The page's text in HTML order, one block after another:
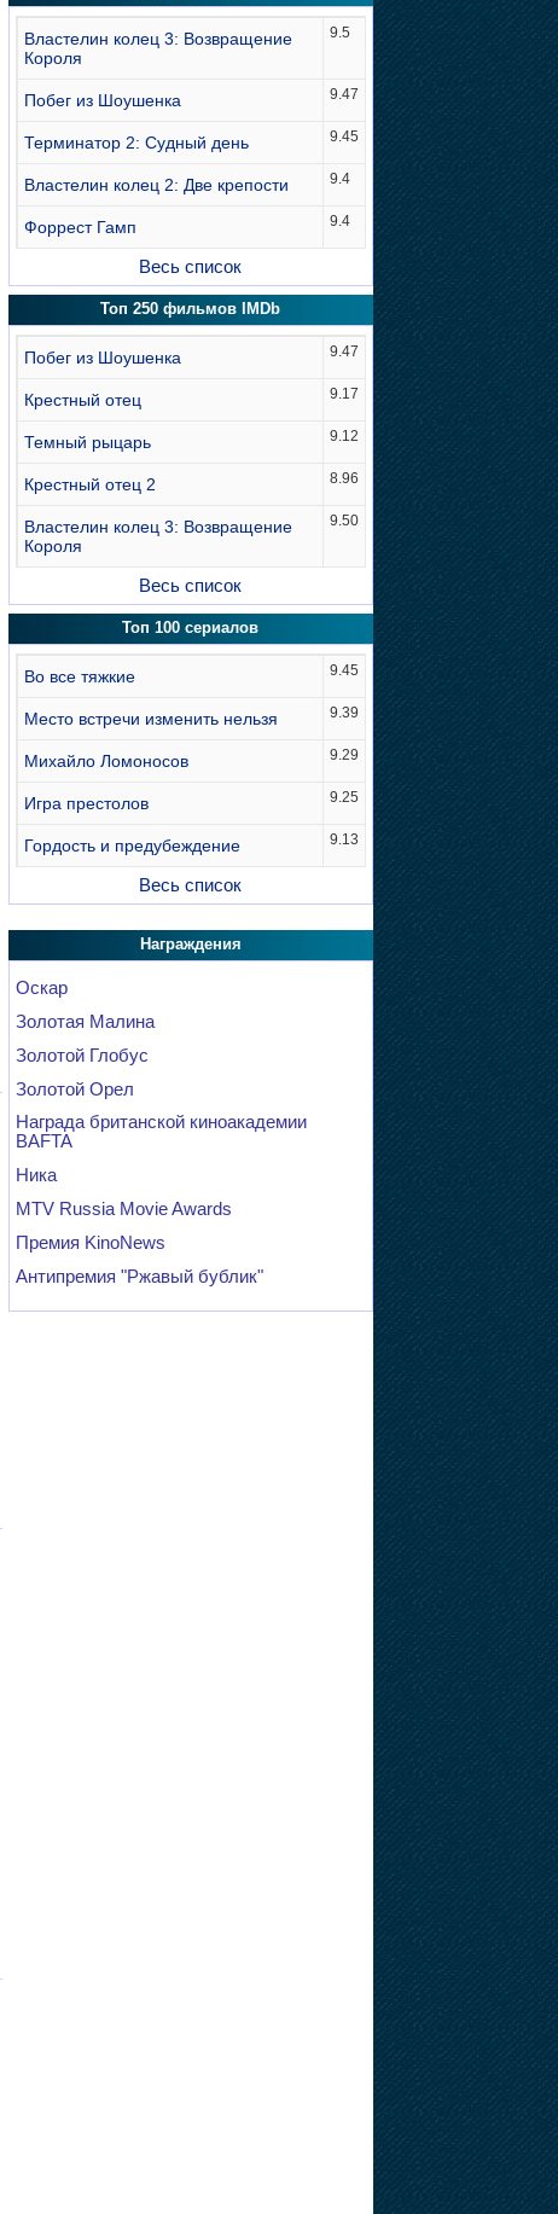
Властелин колец 3: Возвращение
Короля
9.5
Побег из Шоушенка 9.47
Терминатор 2: Судный день 9.45
Властелин колец 2: Две крепости 9.4
Форрест Гамп 9.4
Весь список
Топ 250 фильмов IMDb
Побег из Шоушенка 9.47
Крестный отец 9.17
Темный рыцарь 9.12
Крестный отец 2 8.96
Властелин колец 3: Возвращение
Короля
9.50
Весь список
Топ 100 сериалов
Во все тяжкие 9.45
Место встречи изменить нельзя 9.39
Михайло Ломоносов 9.29
Игра престолов 9.25
Гордость и предубеждение 9.13
Весь список
Награждения
Оскар
Золотая Малина
Золотой Глобус
Золотой Орел
Награда британской киноакадемии
BAFTA
Ника
MTV Russia Movie Awards
Премия KinoNews
Антипремия "Ржавый бублик"